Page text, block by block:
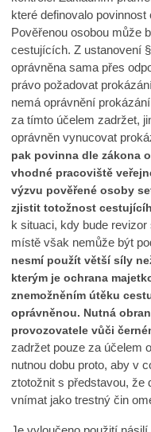
které definovalo
Pověřenou osobou může
cestujících. Z ustanovení
oprávněna sama přes
právo požadovat
nemá oprávnění
za tímto účelem zadržet,
oprávněn vynucovat
pak povinna dle zákona
vhodné pracoviště
výzvu pověřené osoby
zjistit totožnost
k situaci, kdy bude
místě však nemůže být
nesmí použít větší síly
kterým je ochrana
znemožněním útěku
oprávněnou. Nutná
provozovatele vůči
zadržet pouze za účelem
nutnou dobu proto, aby v
ztotožnit s představou, že
vnímat jako trestný čin